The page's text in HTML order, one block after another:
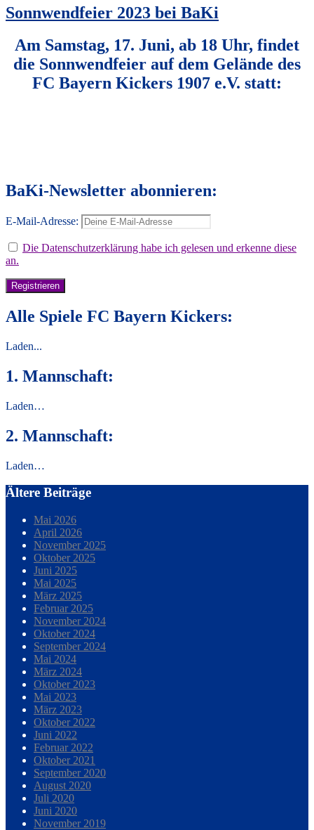
Sonnwendfeier 2023 bei BaKi
Am Samstag, 17. Juni, ab 18 Uhr, findet
die Sonnwendfeier auf dem Gelände des
FC Bayern Kickers 1907 e.V. statt:
BaKi-Newsletter abonnieren:
E-Mail-Adresse:
Die Datenschutzerklärung habe ich gelesen und erkenne diese
an.
Alle Spiele FC Bayern Kickers:
Laden...
1. Mannschaft:
Laden…
2. Mannschaft:
Laden…
Ältere Beiträge
Mai 2026
April 2026
November 2025
Oktober 2025
Juni 2025
Mai 2025
März 2025
Februar 2025
November 2024
Oktober 2024
September 2024
Mai 2024
März 2024
Oktober 2023
Mai 2023
März 2023
Oktober 2022
Juni 2022
Februar 2022
Oktober 2021
September 2020
August 2020
Juli 2020
Juni 2020
November 2019